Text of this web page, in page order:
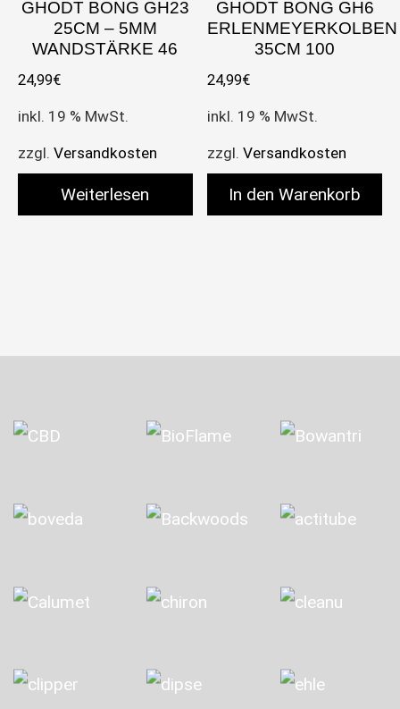
GHODT BONG GH23
25CM – 5MM
WANDSTÄRKE 46
24,99€
inkl. 19 % MwSt.
zzgl. Versandkosten
Weiterlesen
GHODT BONG GH6
ERLENMEYERKOLBEN
35CM 100
24,99€
inkl. 19 % MwSt.
zzgl.Versandkosten
In den Warenkorb